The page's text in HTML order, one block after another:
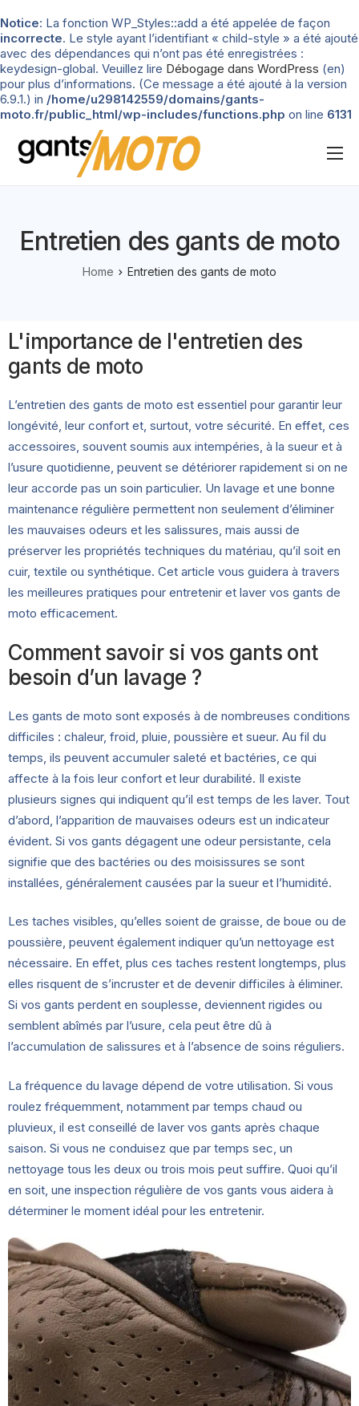
Notice: La fonction WP_Styles::add a été appelée de façon
incorrecte. Le style ayant l’identifiant « child-style » a été ajouté
avec des dépendances qui n’ont pas été enregistrées :
keydesign-global. Veuillez lire Débogage dans WordPress (en)
pour plus d’informations. (Ce message a été ajouté à la version
6.9.1.) in /home/u298142559/domains/gants-
moto.fr/public_html/wp-includes/functions.php on line 6131
Nos tests
Types de gants
Guide d’achat
Entretien des gants de moto
Home Entretien des gants de moto
L'importance de l'entretien des
gants de moto
L’entretien des gants de moto est essentiel pour garantir leur
longévité, leur confort et, surtout, votre sécurité. En effet, ces
accessoires, souvent soumis aux intempéries, à la sueur et à
l’usure quotidienne, peuvent se détériorer rapidement si on ne
leur accorde pas un soin particulier. Un lavage et une bonne
maintenance régulière permettent non seulement d’éliminer
les mauvaises odeurs et les salissures, mais aussi de
préserver les propriétés techniques du matériau, qu’il soit en
cuir, textile ou synthétique. Cet article vous guidera à travers
les meilleures pratiques pour entretenir et laver vos gants de
moto efficacement.
Comment savoir si vos gants ont
besoin d’un lavage ?
Les gants de moto sont exposés à de nombreuses conditions
difficiles : chaleur, froid, pluie, poussière et sueur. Au fil du
temps, ils peuvent accumuler saleté et bactéries, ce qui
affecte à la fois leur confort et leur durabilité. Il existe
plusieurs signes qui indiquent qu’il est temps de les laver. Tout
d’abord, l’apparition de mauvaises odeurs est un indicateur
évident. Si vos gants dégagent une odeur persistante, cela
signifie que des bactéries ou des moisissures se sont
installées, généralement causées par la sueur et l’humidité.
Les taches visibles, qu’elles soient de graisse, de boue ou de
poussière, peuvent également indiquer qu’un nettoyage est
nécessaire. En effet, plus ces taches restent longtemps, plus
elles risquent de s’incruster et de devenir difficiles à éliminer.
Si vos gants perdent en souplesse, deviennent rigides ou
semblent abîmés par l’usure, cela peut être dû à
l’accumulation de salissures et à l’absence de soins réguliers.
La fréquence du lavage dépend de votre utilisation. Si vous
roulez fréquemment, notamment par temps chaud ou
pluvieux, il est conseillé de laver vos gants après chaque
saison. Si vous ne conduisez que par temps sec, un
nettoyage tous les deux ou trois mois peut suffire. Quoi qu’il
en soit, une inspection régulière de vos gants vous aidera à
déterminer le moment idéal pour les entretenir.